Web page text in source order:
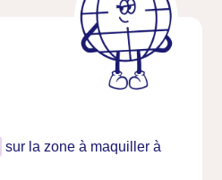
sur la zone à maquiller à